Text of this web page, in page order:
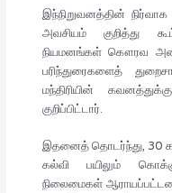
இந்நிறுவனத்தின் நிர்வாக
அவசியம் குறித்து
நியமனங்கள் கௌரவ
பரிந்துரைகளைத்
மந்திரியின்
குறிப்பிட்டார்.
இதனைத் தொடர்ந்து, 30
கல்வி பயிலும்
நிலைமைகள்